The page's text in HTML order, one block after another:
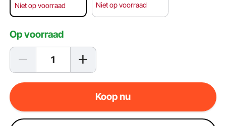
Niet op voorraad Niet op voorraad
Op voorraad
Koop nu